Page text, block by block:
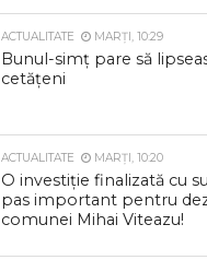
ACTUALITATE MARȚI, 10:29
Bunul-simț pare să
cetățeni
ACTUALITATE MARȚI, 10:20
O investiție finalizată cu
pas important pentru
comunei Mihai Viteazu!